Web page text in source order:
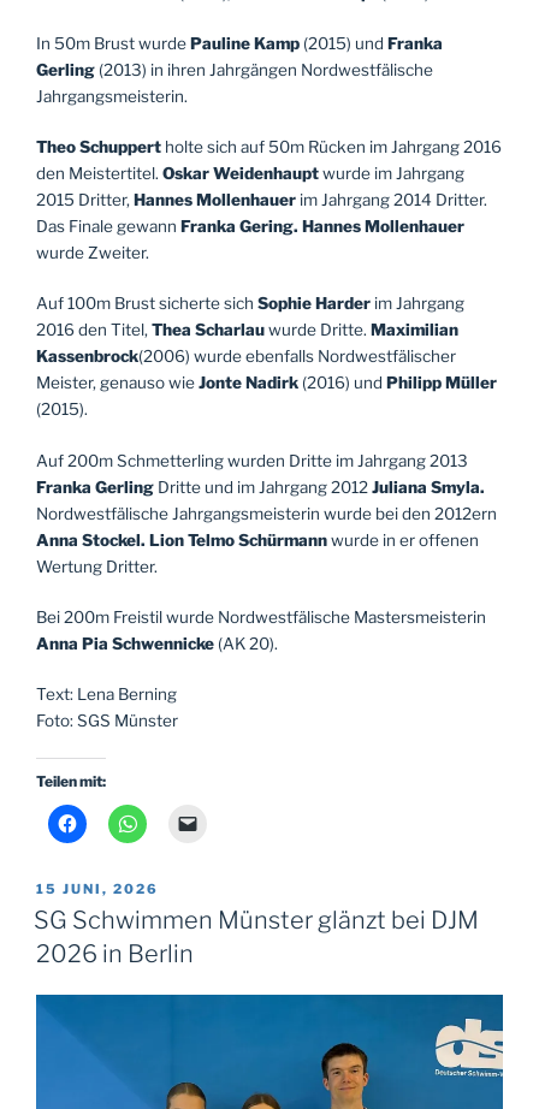
In 50m Brust wurdePauline Kamp (2015) und Franka
Gerling (2013) in ihren Jahrgängen Nordwestfälische
Jahrgangsmeisterin.
Theo Schuppert holte sich auf 50m Rücken im Jahrgang 2016
den Meistertitel. Oskar Weidenhauptwurde im Jahrgang
2015 Dritter,HannesMollenhauer im Jahrgang 2014 Dritter.
Das Finale gewann Franka Gering. Hannes Mollenhauer
wurde Zweiter.
Auf 100m Brust sicherte sich Sophie Harder im Jahrgang
2016 den Titel,Thea Scharlauwurde Dritte. Maximilian
Kassenbrock(2006) wurde ebenfalls Nordwestfälischer
Meister, genauso wieJonte Nadirk (2016) und Philipp Müller
(2015).
Auf 200m Schmetterling wurden Dritte im Jahrgang 2013
Franka Gerling Dritte und im Jahrgang 2012Juliana Smyla.
Nordwestfälische Jahrgangsmeisterin wurde bei den 2012ern
Anna Stockel. Lion Telmo Schürmannwurde in er offenen
Wertung Dritter.
Bei 200m Freistil wurde Nordwestfälische Mastersmeisterin
Anna Pia Schwennicke (AK 20).
Text: Lena Berning
Foto: SGS Münster
Teilen mit:
VERÖFFENTLICHT
AM
15 JUNI, 2026
SG Schwimmen Münster glänzt bei DJM
2026 in Berlin